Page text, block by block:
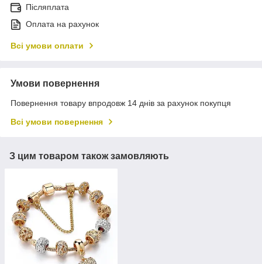
Післяплата
Оплата на рахунок
Всі умови оплати
Умови повернення
Повернення товару впродовж 14 днів за рахунок покупця
Всі умови повернення
З цим товаром також замовляють